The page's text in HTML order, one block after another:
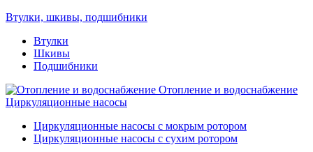
Втулки, шкивы, подшибники
Втулки
Шкивы
Подшибники
Отопление и водоснабжение
Циркуляционные насосы
Циркуляционные насосы с мокрым ротором
Циркуляционные насосы с сухим ротором